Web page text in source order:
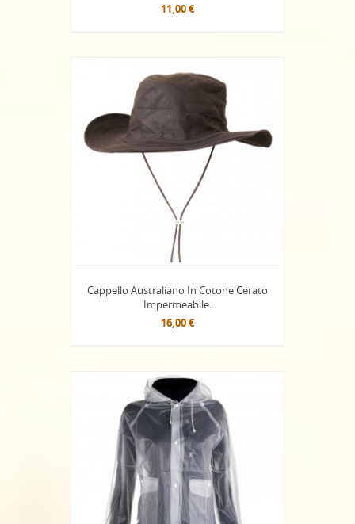
11,00 €
Cappello Australiano In Cotone Cerato
Impermeabile.
16,00 €